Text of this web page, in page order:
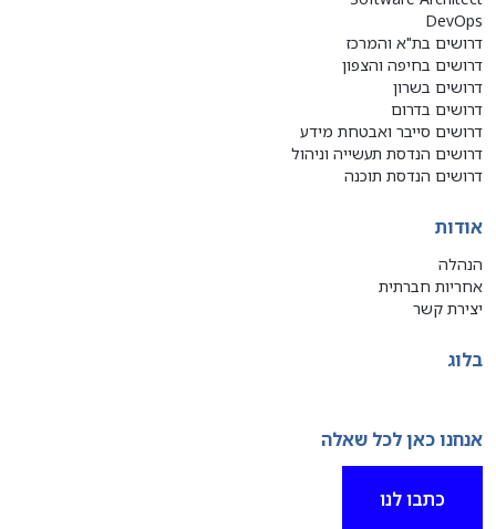
DevOps
דרושים בת"א והמרכז
דרושים בחיפה והצפון
דרושים בשרון
דרושים בדרום
דרושים סייבר ואבטחת מידע
דרושים הנדסת תעשייה וניהול
דרושים הנדסת תוכנה
אודות
הנהלה
אחריות חברתית
יצירת קשר
בלוג
אנחנו כאן לכל שאלה
כתבו לנו